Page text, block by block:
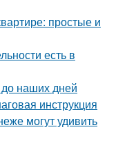
простые и
есть в
наших дней
инструкция
могут удивить